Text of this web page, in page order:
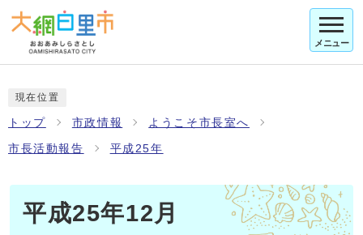
メニュー
現在位置
トップ 市政情報 ようこそ市長室へ
市長活動報告 平成25年
平成25年12月